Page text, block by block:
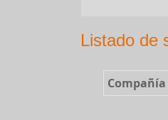
Listado de